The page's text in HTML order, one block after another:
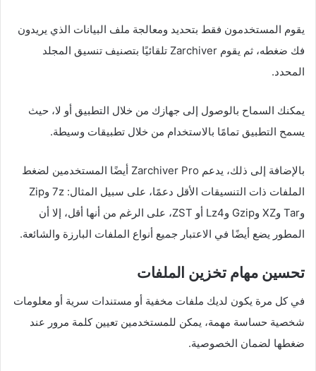
يقوم المستخدمون فقط بتحديد ومعالجة ملف البيانات الذي يريدون
فك ضغطه، ثم يقوم Zarchiver تلقائيًا بتصنيف تنسيق المجلد
المحدد.
يمكنك السماح بالوصول إلى جهازك من خلال التطبيق أو لا، حيث
يسمح التطبيق تمامًا بالاستخدام من خلال تطبيقات وسيطة.
بالإضافة إلى ذلك، يدعم Zarchiver Pro أيضًا المستخدمين لضغط
الملفات ذات التنسيقات الأقل دعمًا، على سبيل المثال: 7z وZip
وTar وXZ وGzip وLz4 أو ZST، على الرغم من أنها أقل، إلا أن
المطور يضع أيضًا في الاعتبار جميع أنواع الملفات البارزة والشائعة.
تحسين مهام تخزين الملفات
في كل مرة يكون لديك ملفات مخفية أو مستندات سرية أو معلومات
شخصية حساسة مهمة، يمكن للمستخدمين تعيين كلمة مرور عند
ضغطها لضمان الخصوصية.